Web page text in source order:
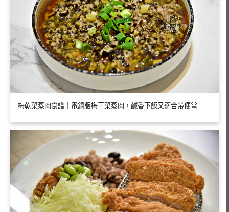
梅乾菜蒸肉食譜｜電鍋版梅干菜蒸肉，鹹香下飯又適合帶便當